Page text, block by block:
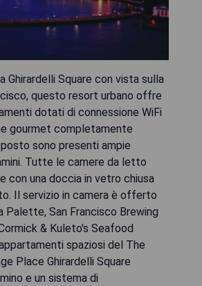
Ghirardelli Square con vista sulla
questo resort urbano offre
dotati di connessione WiFi
gourmet completamente
sono presenti ampie
Tutte le camere da letto
con una doccia in vetro chiusa
Il servizio in camera è offerto
Palette, San Francisco Brewing
& Kuleto's Seafood
spaziosi del The
Place Ghirardelli Square
e un sistema di